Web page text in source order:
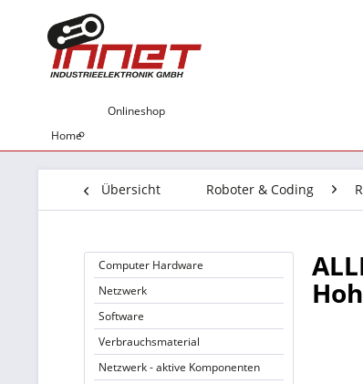
Home
Onlineshop
Übersicht Roboter & Coding
Computer Hardware
Netzwerk
Software
Verbrauchsmaterial
Netzwerk - aktive Komponenten